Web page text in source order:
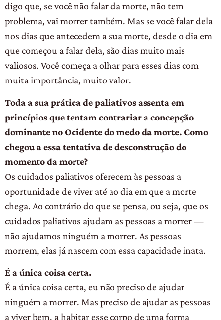
digo que, se você não falar da morte, não tem
problema, vai morrer também. Mas se você falar dela
nos dias que antecedem a sua morte, desde o dia em
que começou a falar dela, são dias muito mais
valiosos. Você começa a olhar para esses dias com
muita importância, muito valor.
Toda a sua prática de paliativos assenta em
princípios que tentam contrariar a concepção
dominante no Ocidente do medo da morte. Como
chegou a essa tentativa de desconstrução do
momento da morte?
Os cuidados paliativos oferecem às pessoas a
oportunidade de viver até ao dia em que a morte
chega. Ao contrário do que se pensa, ou seja, que os
cuidados paliativos ajudam as pessoas a morrer —
não ajudamos ninguém a morrer. As pessoas
morrem, elas já nascem com essa capacidade inata.
É a única coisa certa.
É a única coisa certa, eu não preciso de ajudar
ninguém a morrer. Mas preciso de ajudar as pessoas
a viver bem, a habitar esse corpo de uma forma